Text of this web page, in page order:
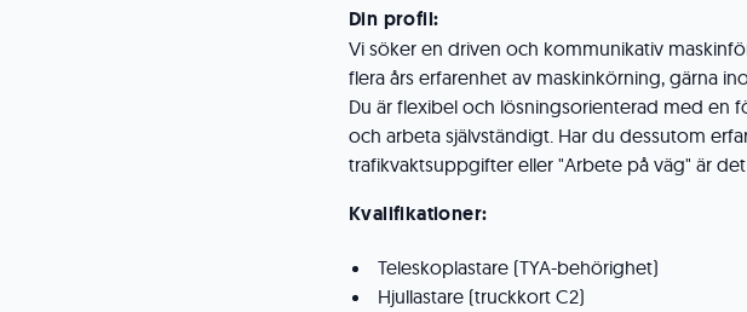
Din profil:
Vi söker en driven och kommunikativ
flera års erfarenhet av maskinkörning, gärna
Du är flexibel och lösningsorienterad med en
och arbeta självständigt. Har du dessutom
trafikvaktsuppgifter eller "Arbete på väg" är
Kvalifikationer:
Teleskoplastare (TYA-behörighet)
Hjullastare (truckkort C2)